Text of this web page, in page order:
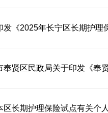
发《2025年长宁区长期护理
奉贤区民政局关于印发《
区长期护理保险试点有关个